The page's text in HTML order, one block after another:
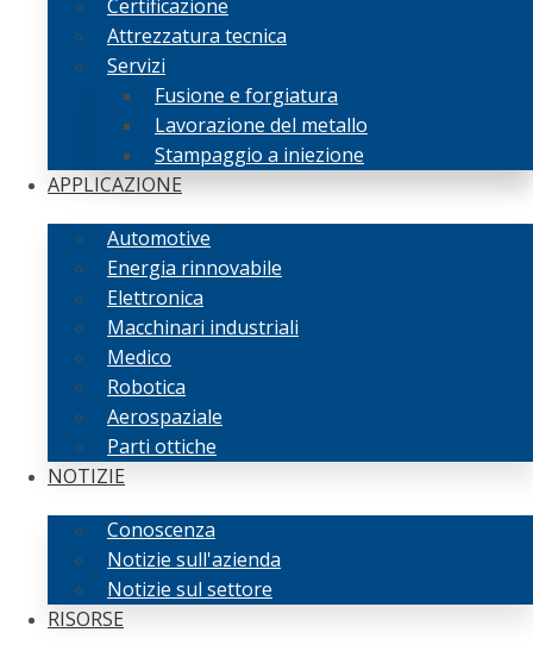
Certificazione
Attrezzatura tecnica
Servizi
Fusione e forgiatura
Lavorazione del metallo
Stampaggio a iniezione
APPLICAZIONE
Automotive
Energia rinnovabile
Elettronica
Macchinari industriali
Medico
Robotica
Aerospaziale
Parti ottiche
NOTIZIE
Conoscenza
Notizie sull'azienda
Notizie sul settore
RISORSE